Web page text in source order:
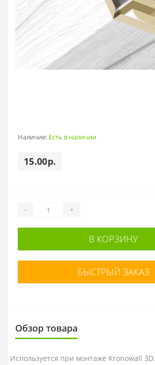
Наличие: Есть в наличии
15.00р.
- +
В КОРЗИНУ
БЫСТРЫЙ ЗАКАЗ
Обзор товара
Используется при монтаже Kronowall 3D.